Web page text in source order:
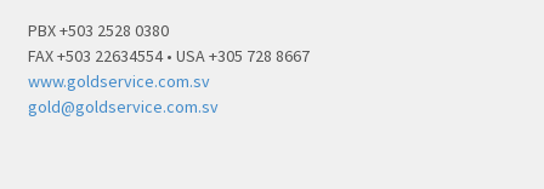
PBX +503 2528 0380
FAX +503 22634554 • USA +305 728 8667
www.goldservice.com.sv
gold@goldservice.com.sv